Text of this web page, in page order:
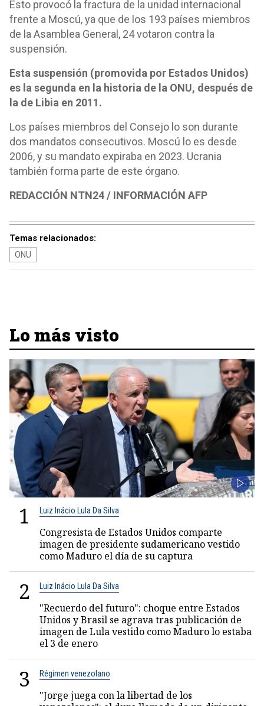
Esto provocó la fractura de la unidad internacional
frente a Moscú, ya que de los 193 países miembros
de la Asamblea General, 24 votaron contra la
suspensión.
Esta suspensión (promovida por Estados Unidos)
es la segunda en la historia de la ONU, después de
la de Libia en 2011.
Los países miembros del Consejo lo son durante
dos mandatos consecutivos. Moscú lo es desde
2006, y su mandato expiraba en 2023. Ucrania
también forma parte de este órgano.
REDACCIÓN NTN24 / INFORMACIÓN AFP
Temas relacionados:
ONU
Lo más visto
1 Luiz Inácio Lula Da Silva
Congresista de Estados Unidos comparte
imagen de presidente sudamericano vestido
como Maduro el día de su captura
2 Luiz Inácio Lula Da Silva
"Recuerdo del futuro": choque entre Estados
Unidos y Brasil se agrava tras publicación de
imagen de Lula vestido como Maduro lo estaba
el 3 de enero
3 Régimen venezolano
"Jorge juega con la libertad de los